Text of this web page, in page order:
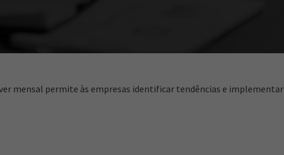
mensal permite às empresas identificar tendências e implementar